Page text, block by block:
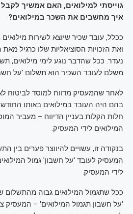
גוייסתי למילואים, האם אמשיך
איך מחשבים את השכר במילואים?
ככלל, עובד שכיר שיוצא לשירות
ואת הזכויות הסוציאליות שלו כרגיל
נעדר. ככל שהדבר נוגע לימי מילואים,
משלם לעובד השכיר הוא תשלום 'על
לאחר שהמעסיק מדווח למוסד לביטוח
בהם היה העובד במילואים באותו
חלות הקלות בעניין הדיווח – מעביר
המילואים לידי המעסיק.
בנקודה זו, עשויים להיווצר פערים בין
המעסיק לעובד 'על חשבון' גמול
לידי המעסיק.
ככל שתגמול המילואים גבוה מהתשלום
'על חשבון תגמול המילואים' – המעסיק